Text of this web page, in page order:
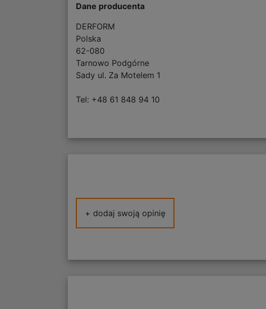
Dane producenta
DERFORM
Polska
62-080
Tarnowo Podgórne
Sady ul. Za Motelem 1
Tel: +48 61 848 94 10
+ dodaj swoją opinię